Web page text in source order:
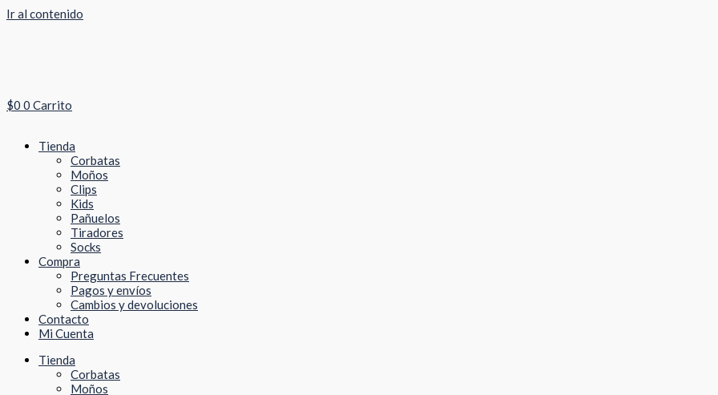
Ir al contenido
$0 0 Carrito
Tienda
Corbatas
Moños
Clips
Kids
Pañuelos
Tiradores
Socks
Compra
Preguntas Frecuentes
Pagos y envíos
Cambios y devoluciones
Contacto
Mi Cuenta
Tienda
Corbatas
Moños